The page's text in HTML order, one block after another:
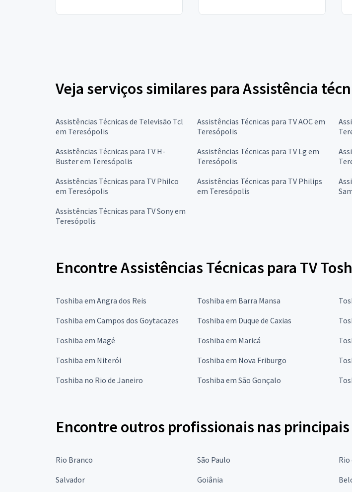
Veja serviços similares para Assistência
Assistências Técnicas de Televisão Tcl
em Teresópolis
Assistências Técnicas para TV AOC em
Teresópolis
Assistências Técnicas para TV H-
Buster em Teresópolis
Assistências Técnicas para TV Lg em
Teresópolis
Assistências Técnicas para TV Philco
em Teresópolis
Assistências Técnicas para TV Philips
em Teresópolis
Assistências Técnicas para TV Sony em
Teresópolis
Encontre Assistências Técnicas para TV
Toshiba em Angra dos Reis Toshiba em Barra Mansa
Toshiba em Campos dos Goytacazes
Toshiba em Duque de Caxias
Toshiba em Magé
Toshiba em Maricá
Toshiba em Niterói
Toshiba em Nova Friburgo
Toshiba no Rio de Janeiro
Toshiba em São Gonçalo
Encontre outros profissionais nas
Rio Branco São Paulo Rio
Salvador
Goiânia